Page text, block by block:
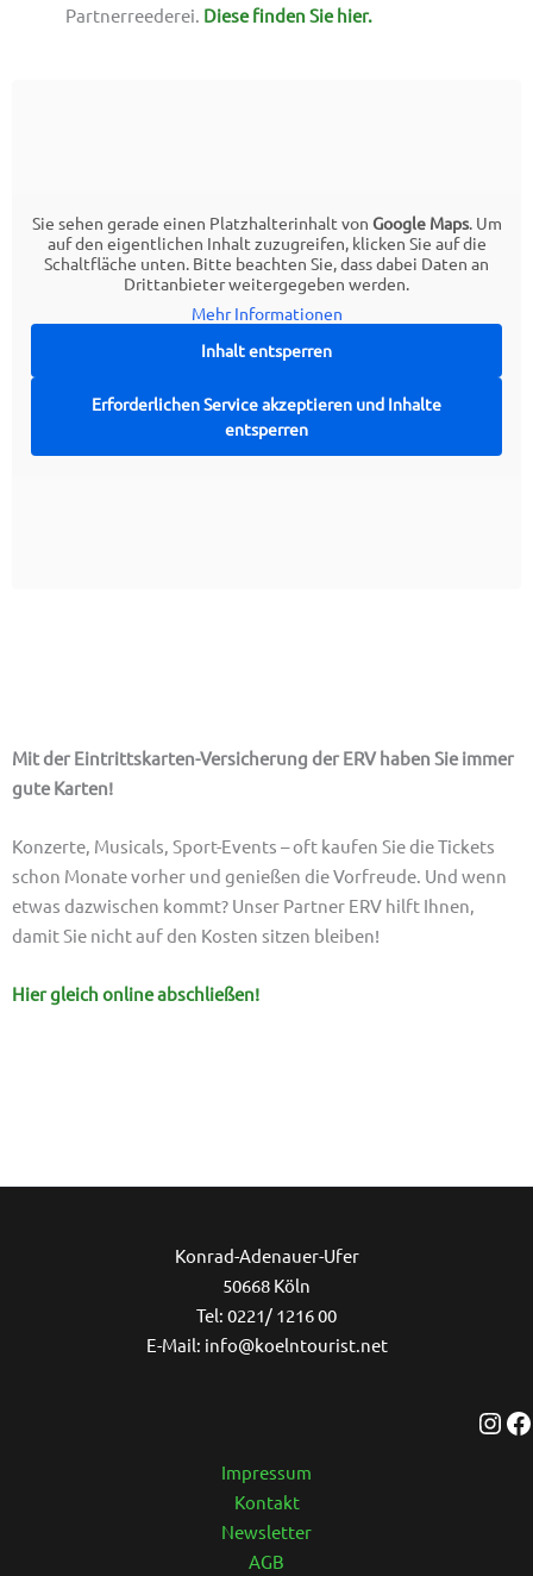
Partnerreederei. Diese finden Sie hier.
Sie sehen gerade einen Platzhalterinhalt von Google Maps. Um
auf den eigentlichen Inhalt zuzugreifen, klicken Sie auf die
Schaltfläche unten. Bitte beachten Sie, dass dabei Daten an
Drittanbieter weitergegeben werden.
Mehr Informationen
Inhalt entsperren
Erforderlichen Service akzeptieren und Inhalte
entsperren
Mit der Eintrittskarten-Versicherung der ERVhaben Sie immer
gute Karten!
Konzerte, Musicals, Sport-Events – oft kaufen Sie die Tickets
schon Monate vorher und genießen die Vorfreude. Und wenn
etwas dazwischen kommt? Unser Partner ERV hilft Ihnen,
damit Sie nicht auf den Kosten sitzen bleiben!
Hier gleich online abschließen!
Konrad-Adenauer-Ufer
50668 Köln
Tel: 0221/ 1216 00
E-Mail: info@koelntourist.net
Impressum
Kontakt
Newsletter
AGB